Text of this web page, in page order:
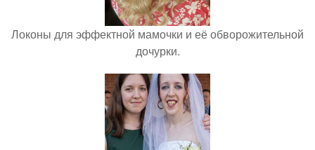
Локоны для эффектной мамочки и её обворожительной
дочурки.